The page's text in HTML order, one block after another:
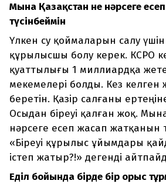
Мына Қазақстан не нәрсеге
түсінбеймін
Үлкен су қоймаларын салу
құрылысшы болу керек. КСРО
қуаттылығы 1 миллиардқа
мекемелері болды. Кез
беретін. Қазір салғаны
Осыдан біреуі қалған жоқ.
нәрсеге есеп жасап жатқанын
«Біреуі құрылыс ұйымдары
істеп жатыр?!» дегенді
Еділ бойында бірде бір орыс